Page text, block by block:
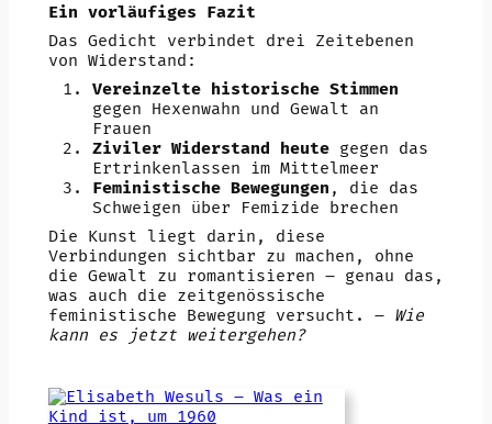
Ein vorläufiges Fazit
Das Gedicht verbindet drei Zeitebenen
von Widerstand:
Vereinzelte historische Stimmen
gegen Hexenwahn und Gewalt an
Frauen
Ziviler Widerstand heutegegen das
Ertrinkenlassen im Mittelmeer
Feministische Bewegungen , die das
Schweigen über Femizide brechen
Die Kunst liegt darin, diese
Verbindungen sichtbar zu machen, ohne
die Gewalt zu romantisieren – genau das,
was auch die zeitgenössische
feministische Bewegung versucht. – Wie
kann es jetzt weitergehen?